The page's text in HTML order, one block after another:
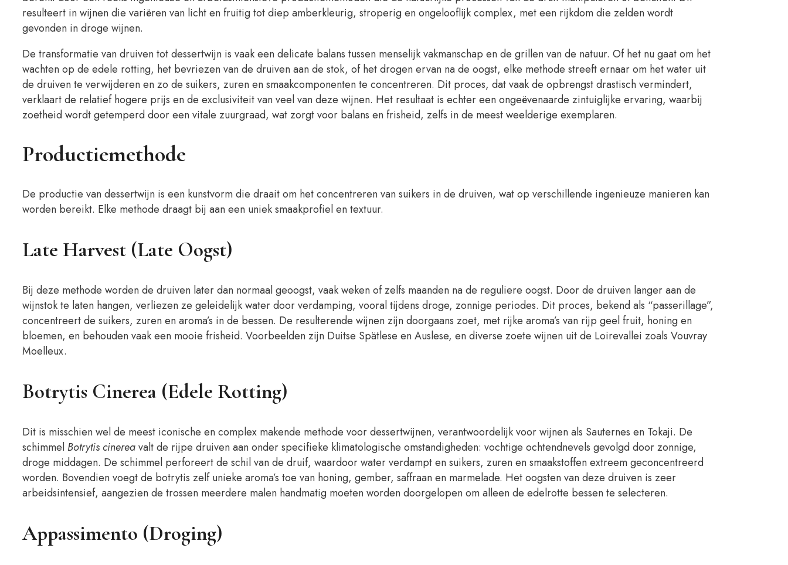
resulteert in wijnen die variëren van licht en fruitig tot diep amberkleurig, stroperig en ongelooflijk complex, met een rijkdom die zelden wordt
gevonden in droge wijnen.
De transformatie van druiven tot dessertwijn is vaak een delicate balans tussen menselijk vakmanschap en de grillen van de natuur. Of het nu gaat om het
wachten op de edele rotting, het bevriezen van de druiven aan de stok, of het drogen ervan na de oogst, elke methode streeft ernaar om het water uit
de druiven te verwijderen en zo de suikers, zuren en smaakcomponenten te concentreren. Dit proces, dat vaak de opbrengst drastisch vermindert,
verklaart de relatief hogere prijs en de exclusiviteit van veel van deze wijnen. Het resultaat is echter een ongeëvenaarde zintuiglijke ervaring, waarbij
zoetheid wordt getemperd door een vitale zuurgraad, wat zorgt voor balans en frisheid, zelfs in de meest weelderige exemplaren.
Productiemethode
De productie van dessertwijn is een kunstvorm die draait om het concentreren van suikers in de druiven, wat op verschillende ingenieuze manieren kan
worden bereikt. Elke methode draagt bij aan een uniek smaakprofiel en textuur.
Late Harvest (Late Oogst)
Bij deze methode worden de druiven later dan normaal geoogst, vaak weken of zelfs maanden na de reguliere oogst. Door de druiven langer aan de
wijnstok te laten hangen, verliezen ze geleidelijk water door verdamping, vooral tijdens droge, zonnige periodes. Dit proces, bekend als “passerillage”,
concentreert de suikers, zuren en aroma’s in de bessen. De resulterende wijnen zijn doorgaans zoet, met rijke aroma’s van rijp geel fruit, honing en
bloemen, en behouden vaak een mooie frisheid. Voorbeelden zijn Duitse Spätlese en Auslese, en diverse zoete wijnen uit de Loirevallei zoals Vouvray
Moelleux.
Botrytis Cinerea (Edele Rotting)
Dit is misschien wel de meest iconische en complex makende methode voor dessertwijnen, verantwoordelijk voor wijnen als Sauternes en Tokaji. De
schimmel Botrytis cinereavalt de rijpe druiven aan onder specifieke klimatologische omstandigheden: vochtige ochtendnevels gevolgd door zonnige,
droge middagen. De schimmel perforeert de schil van de druif, waardoor water verdampt en suikers, zuren en smaakstoffen extreem geconcentreerd
worden. Bovendien voegt de botrytis zelf unieke aroma’s toe van honing, gember, saffraan en marmelade. Het oogsten van deze druiven is zeer
arbeidsintensief, aangezien de trossen meerdere malen handmatig moeten worden doorgelopen om alleen de edelrotte bessen te selecteren.
Appassimento (Droging)